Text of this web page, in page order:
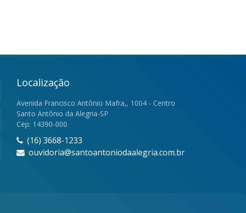
Localização
Avenida Francisco Antônio Mafra,, 1004 - Centro
Santo Antônio da Alegria-SP
Cep: 14390-000
(16) 3668-1233
ouvidoria@santoantoniodaalegria.com.br